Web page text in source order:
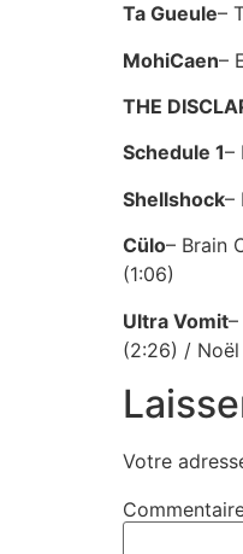
Ta Gueule–
MohiCaen–
THE
Schedule 1–
Shellshock–
Cülo– Brain
(1:06)
Ultra Vomit
(2:26) / Noël
Votre